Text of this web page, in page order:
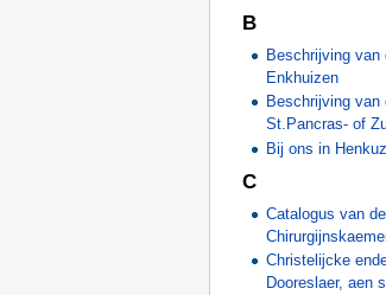
B
Beschrijving
Enkhuizen
Beschrijving
St.Pancras- of
Bij ons in
C
Catalogus van
Christelĳcke
Dooreslaer, aen